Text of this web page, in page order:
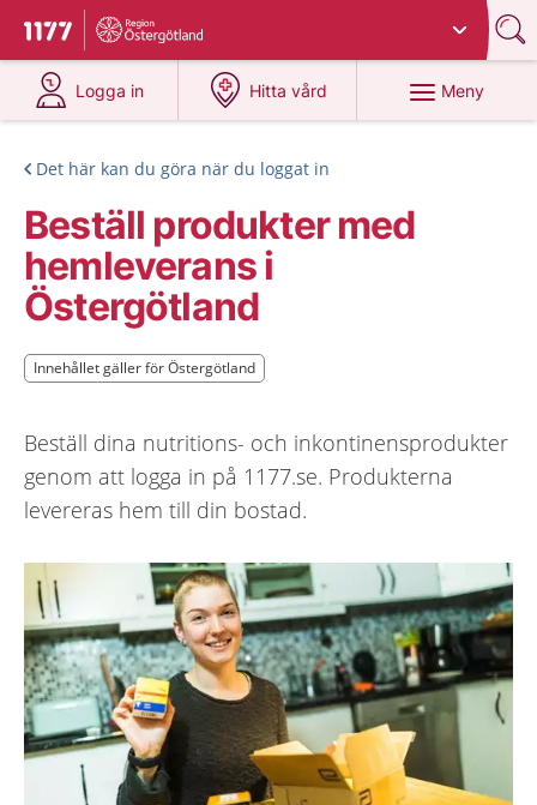
Till startsidan för 1177
Du har valt region
Logga in
på 1177.se
Hitta vård
på 1177.se
Meny
Det här kan du göra när du loggat in
Beställ produkter med
hemleverans i
Östergötland
Innehållet gäller för Östergötland
Innehållet gäller för Östergötland
Beställ dina nutritions- och inkontinensprodukter
genom att logga in på 1177.se. Produkterna
levereras hem till din bostad.